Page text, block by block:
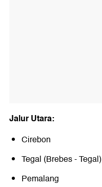
Jalur Utara:
Cirebon
Tegal (Brebes - Tegal)
Pemalang